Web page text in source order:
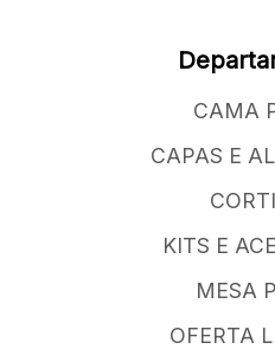
CAMA
CAPAS E
KITS E
MESA
OFERTA